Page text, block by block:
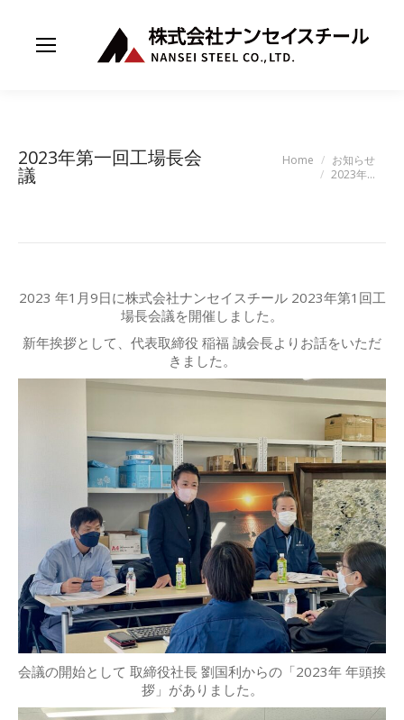
2023年第一回工場長会
議
You are here:Home
お知らせ
2023年…
2023 年1月9日に株式会社ナンセイスチール 2023年第1回工
場長会議を開催しました。
新年挨拶として、代表取締役 稲福 誠会長よりお話をいただ
きました。
会議の開始として 取締役社長 劉国利からの「2023年 年頭挨
拶」がありました。